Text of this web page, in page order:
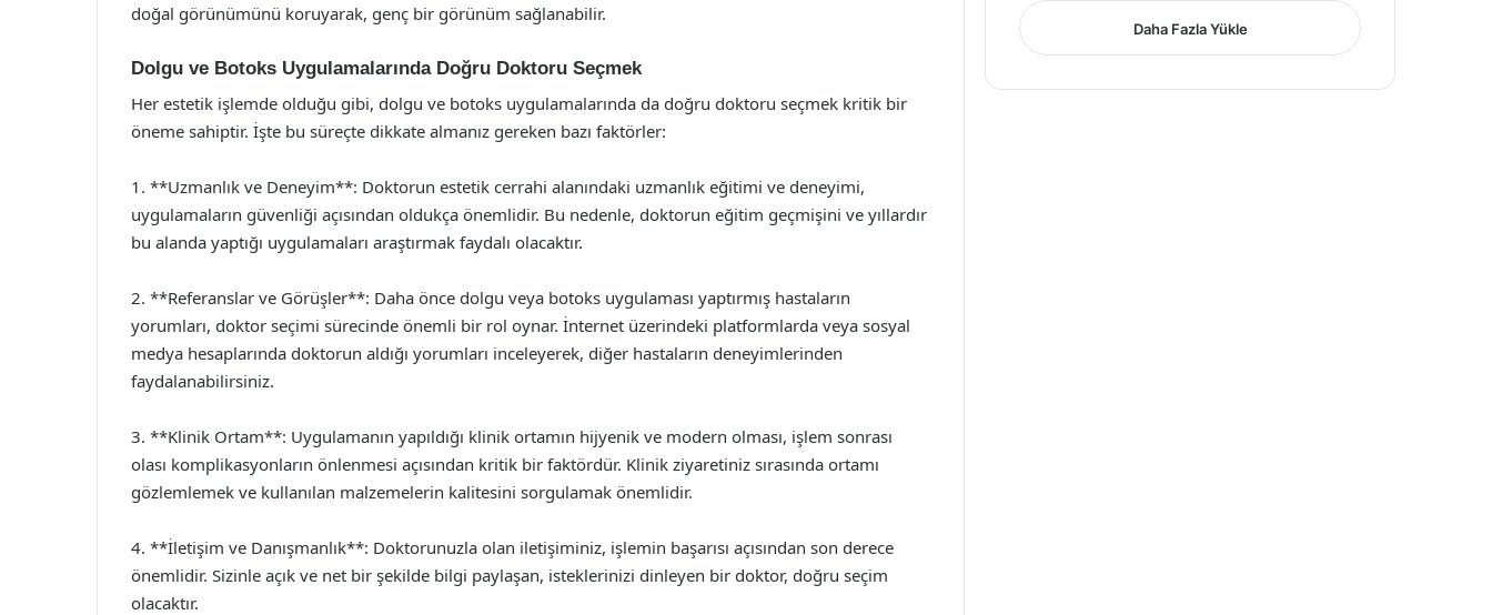
doğal görünümünü koruyarak, genç bir görünüm sağlanabilir.
Dolgu ve Botoks Uygulamalarında Doğru Doktoru Seçmek
Her estetik işlemde olduğu gibi, dolgu ve botoks uygulamalarında da doğru doktoru seçmek kritik bir
öneme sahiptir. İşte bu süreçte dikkate almanız gereken bazı faktörler:
1. **Uzmanlık ve Deneyim**: Doktorun estetik cerrahi alanındaki uzmanlık eğitimi ve deneyimi,
uygulamaların güvenliği açısından oldukça önemlidir. Bu nedenle, doktorun eğitim geçmişini ve yıllardır
bu alanda yaptığı uygulamaları araştırmak faydalı olacaktır.
2. **Referanslar ve Görüşler**: Daha önce dolgu veya botoks uygulaması yaptırmış hastaların
yorumları, doktor seçimi sürecinde önemli bir rol oynar. İnternet üzerindeki platformlarda veya sosyal
medya hesaplarında doktorun aldığı yorumları inceleyerek, diğer hastaların deneyimlerinden
faydalanabilirsiniz.
3. **Klinik Ortam**: Uygulamanın yapıldığı klinik ortamın hijyenik ve modern olması, işlem sonrası
olası komplikasyonların önlenmesi açısından kritik bir faktördür. Klinik ziyaretiniz sırasında ortamı
gözlemlemek ve kullanılan malzemelerin kalitesini sorgulamak önemlidir.
4. **İletişim ve Danışmanlık**: Doktorunuzla olan iletişiminiz, işlemin başarısı açısından son derece
önemlidir. Sizinle açık ve net bir şekilde bilgi paylaşan, isteklerinizi dinleyen bir doktor, doğru seçim
olacaktır.
Daha Fazla Yükle